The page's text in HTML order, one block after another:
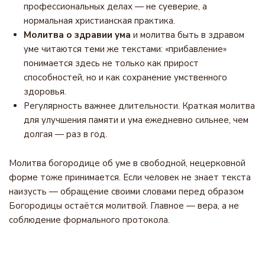
профессиональных делах — не суеверие, а
нормальная христианская практика.
Молитва о здравии ума и молитва быть в здравом
уме читаются теми же текстами: «прибавление»
понимается здесь не только как прирост
способностей, но и как сохранение умственного
здоровья.
Регулярность важнее длительности. Краткая молитва
для улучшения памяти и ума ежедневно сильнее, чем
долгая — раз в год.
Молитва богородице об уме в свободной, нецерковной
форме тоже принимается. Если человек не знает текста
наизусть — обращение своими словами перед образом
Богородицы остаётся молитвой. Главное — вера, а не
соблюдение формального протокола.